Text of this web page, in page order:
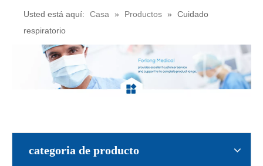
Usted está aquí: Casa » Productos »
Cuidado
respiratorio
categoria de producto